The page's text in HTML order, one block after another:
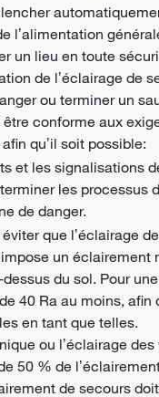
lʼalimentation
un lieu en toute
de lʼéclairage de
ou terminer un
conforme aux
afin quʼil soit possible:
et les signalisations
les processus
de danger.
que lʼéclairage
un
du sol. Pour
40 Ra au moins,
en tant que telles.
ou lʼéclairage
50 % de
de secours